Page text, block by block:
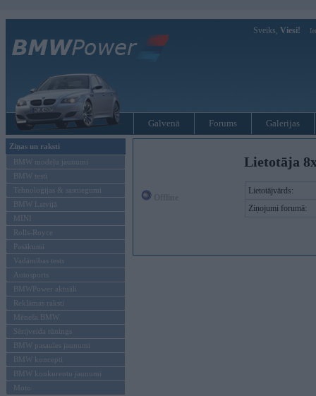
Sveiks, Viesi!
Galvenā Forums Galerijas
Ziņas un raksti
BMW modeļu jaunumi
BMW testi
Tehnoloģijas & sasniegumi
BMW Latvijā
MINI
Rolls-Royce
Pasākumi
Vadāmības tests
Autosports
BMWPower aktuāli
Reklāmas raksti
Mēneša BMW
Sērijveida tūnings
BMW pasaules jaunumi
BMW koncepti
BMW konkurentu jaunumi
Moto
Lietotāja
Lietotājvārds:
Ziņojumi forumā: